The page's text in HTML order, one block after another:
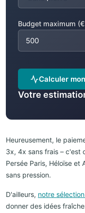
Budget maximum
Calculer
Votre
Heureusement, le
3x, 4x sans frais – c'est
Persée Paris, Héloïse et
sans pression.
D'ailleurs, notre
donner des idées